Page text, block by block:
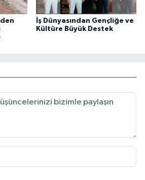
İş Dünyasından Gençliğe ve
Kültüre Büyük Destek